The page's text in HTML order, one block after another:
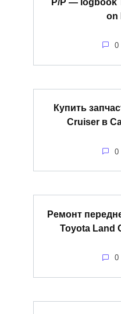
on
0
Купить
Cruiser в
0
Ремонт
Toyota Land
0